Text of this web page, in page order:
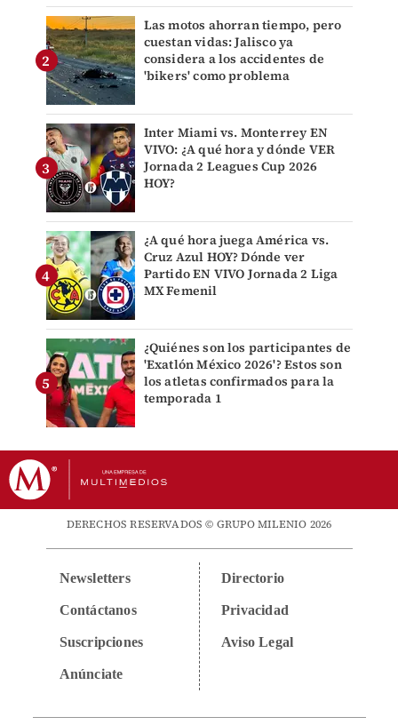
Las motos ahorran tiempo, pero
cuestan vidas: Jalisco ya
considera a los accidentes de
'bikers' como problema
Inter Miami vs. Monterrey EN
VIVO: ¿A qué hora y dónde VER
Jornada 2 Leagues Cup 2026
HOY?
¿A qué hora juega América vs.
Cruz Azul HOY? Dónde ver
Partido EN VIVO Jornada 2 Liga
MX Femenil
¿Quiénes son los participantes de
'Exatlón México 2026'? Estos son
los atletas confirmados para la
temporada 1
DERECHOS RESERVADOS © GRUPO MILENIO 2026
Newsletters
Contáctanos
Suscripciones
Anúnciate
Directorio
Privacidad
Aviso Legal